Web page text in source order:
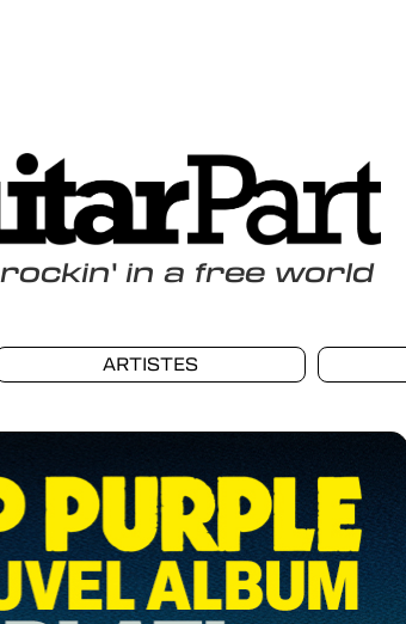
rockin' in a free world
ARTISTES